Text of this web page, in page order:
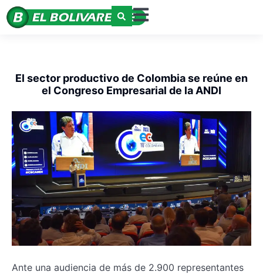
El sector productivo de Colombia se reúne en
el Congreso Empresarial de la ANDI
Ante una audiencia de más de 2.900 representantes